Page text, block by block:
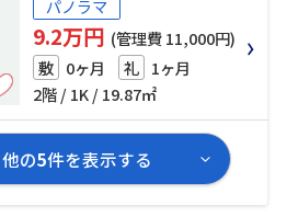
パノラマ
9.2万円 (管理費 11,000円)
敷 0ヶ月 礼 1ヶ月
2階 / 1K / 19.87㎡
の5件を表示する